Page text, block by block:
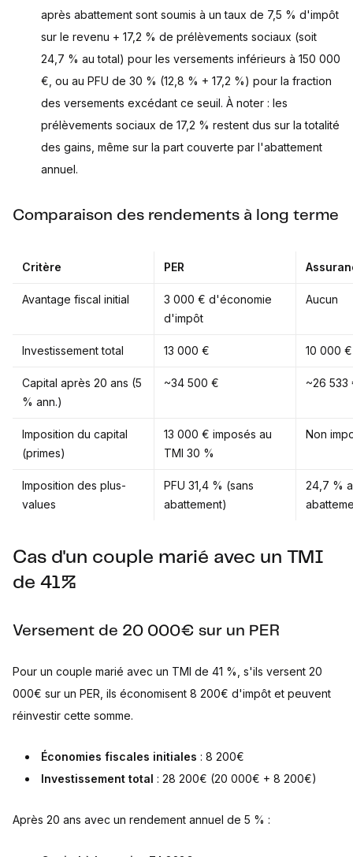
après abattement sont soumis à un taux de 7,5 % d'impôt
sur le revenu + 17,2 % de prélèvements sociaux (soit
24,7 % au total) pour les versements inférieurs à 150 000
€, ou au PFU de 30 % (12,8 % + 17,2 %) pour la fraction
des versements excédant ce seuil. À noter : les
prélèvements sociaux de 17,2 % restent dus sur la totalité
des gains, même sur la part couverte par l'abattement
annuel.
Comparaison des rendements à long terme
Critère PER
Avantage fiscal initial
3 000 € d'économie
d'impôt
Aucun
Investissement total 13 000 € 10 000 €
Capital après 20 ans (5
% ann.)
~34 500 € ~26 533
Imposition du capital
(primes)
13 000 € imposés au
TMI 30 %
Non
Imposition des plus-
values
PFU 31,4 % (sans
abattement)
24,7 %
Cas d'un couple marié avec un TMI
de 41%
Versement de 20 000€ sur un PER
Pour un couple marié avec un TMI de 41 %, s'ils versent 20
000€ sur un PER, ils économisent 8 200€ d'impôt et peuvent
réinvestir cette somme.
Économies fiscales initiales : 8 200€
Investissement total : 28 200€ (20 000€ + 8 200€)
Après 20 ans avec un rendement annuel de 5 % :